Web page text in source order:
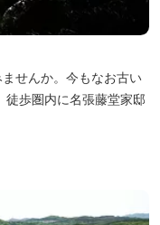
せんか。今もなお古い
歩圏内に名張藤堂家邸